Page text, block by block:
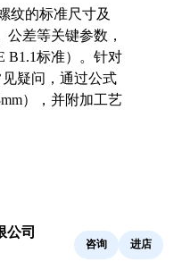
纹的标准尺寸及
差等关键参数，
B1.1标准）。针对
疑问，通过公式
），并附加工艺
公司
咨询 进店